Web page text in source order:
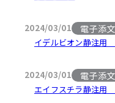
2024/03/01 電子添文
イデルビオン静注用
2024/03/01 電子添文
エイフスチラ静注用